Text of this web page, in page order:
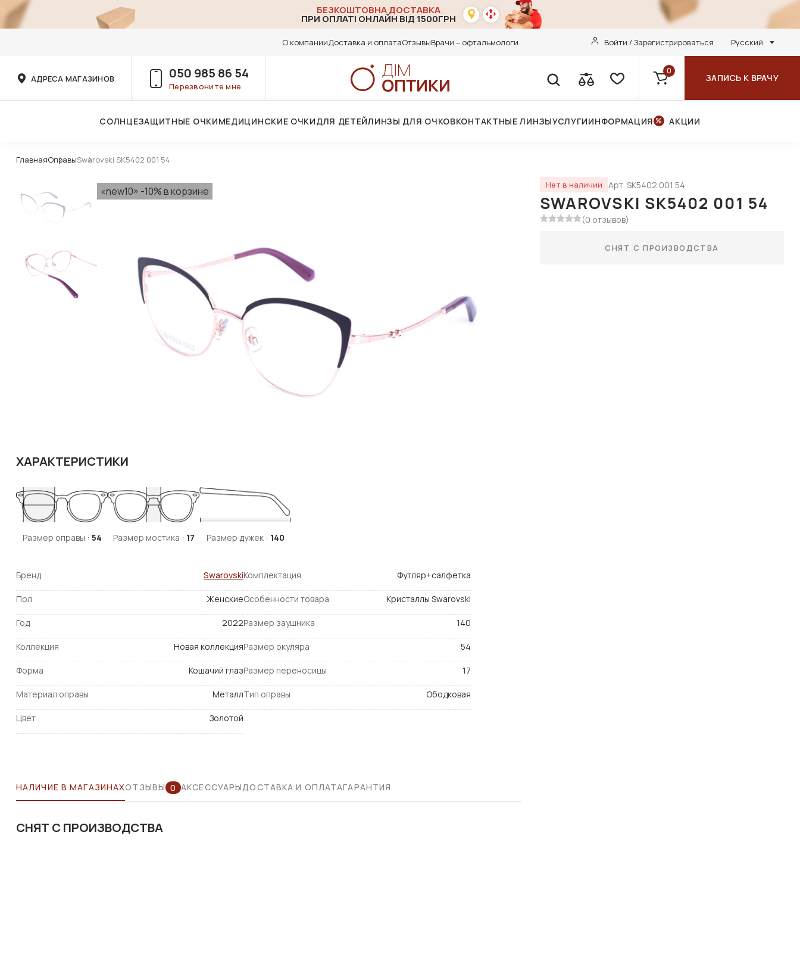
БЕЗКОШТОВНА ДОСТАВКА
ПРИ ОПЛАТІ ОНЛАЙН ВІД 1500ГРН
О компанииДоставка и оплатаОтзывыВрачи – офтальмологи Войти / Зарегистрироваться Русский
АДРЕСА МАГАЗИНОВ 050 985 86 54
Перезвоните мне
0
ЗАПИСЬ К ВРАЧУ
СОЛНЦЕЗАЩИТНЫЕ ОЧКИМЕДИЦИНСКИЕ ОЧКИДЛЯ ДЕТЕЙЛИНЗЫ ДЛЯ ОЧКОВКОНТАКТНЫЕ ЛИНЗЫУСЛУГИИНФОРМАЦИЯ АКЦИИ
ГлавнаяОправыSwarovski SK5402 001 54
«new10» -10% в корзине Нет в наличии Арт. SK5402 001 54
SWAROVSKI SK5402 001 54
(0 отзывов)
СНЯТ С ПРОИЗВОДСТВА
ХАРАКТЕРИСТИКИ
Размер оправы : 54 Размер мостика : 17 Размер дужек : 140
Бренд Swarovski
Пол Женские
Год 2022
Коллекция Новая коллекция
Форма Кошачий глаз
Материал оправы Металл
Цвет Золотой
Комплектация Футляр+салфетка
Особенности товара Кристаллы Swarovski
Размер заушника 140
Размер окуляра 54
Размер переносицы 17
Тип оправы Ободковая
НАЛИЧИЕ В МАГАЗИНАХОТЗЫВЫ 0 АКСЕССУАРЫДОСТАВКА И ОПЛАТАГАРАНТИЯ
СНЯТ С ПРОИЗВОДСТВА